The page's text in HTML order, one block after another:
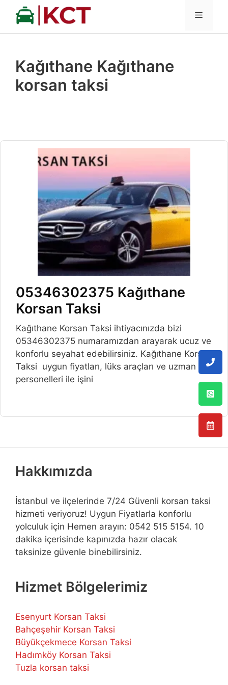
İçeriğe
MENÜ
Kağıthane Kağıthane
korsan taksi
05346302375 Kağıthane
Korsan Taksi
Kağıthane Korsan Taksi ihtiyacınızda bizi
05346302375 numaramızdan arayarak ucuz ve
konforlu seyahat edebilirsiniz. Kağıthane Korsan
Taksi uygun fiyatları, lüks araçları ve uzman
personelleri ile işini
Hakkımızda
İstanbul ve ilçelerinde 7/24 Güvenli korsan taksi
hizmeti veriyoruz! Uygun Fiyatlarla konforlu
yolculuk için Hemen arayın: 0542 515 5154. 10
dakika içerisinde kapınızda hazır olacak
taksinize güvenle binebilirsiniz.
Hizmet Bölgelerimiz
Esenyurt Korsan Taksi
Bahçeşehir Korsan Taksi
Büyükçekmece Korsan Taksi
Hadımköy Korsan Taksi
Tuzla korsan taksi